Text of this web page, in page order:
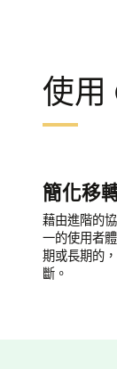
使用
簡化移
藉由進階的
一的使用者
期或長期的
斷。